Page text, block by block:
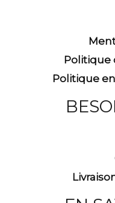
Politique
Politique